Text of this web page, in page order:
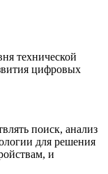
технической
цифровых
поиск, анализ
для решения
и